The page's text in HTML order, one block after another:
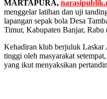
MARTAPURA,
menggelar latihan dan uji
lapangan sepak bola Desa
Timur, Kabupaten Banjar, Rabu
Kehadiran klub berjuluk Laskar
tinggi oleh masyarakat
yang ikut menyaksikan